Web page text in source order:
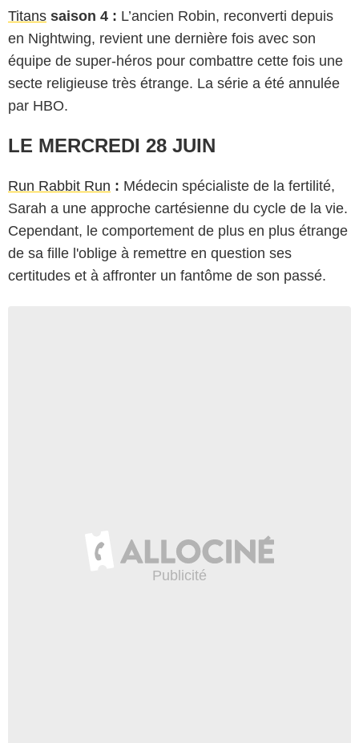
Titans saison 4 : L’ancien Robin, reconverti depuis
en Nightwing, revient une dernière fois avec son
équipe de super-héros pour combattre cette fois une
secte religieuse très étrange. La série a été annulée
par HBO.
LE MERCREDI 28 JUIN
Run Rabbit Run : Médecin spécialiste de la fertilité,
Sarah a une approche cartésienne du cycle de la vie.
Cependant, le comportement de plus en plus étrange
de sa fille l'oblige à remettre en question ses
certitudes et à affronter un fantôme de son passé.